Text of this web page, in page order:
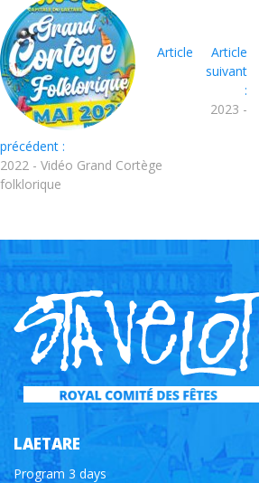
Article
précédent :
2022 - Vidéo Grand Cortège
folklorique
Article
suivant
:
2023 -
LAETARE
Program 3 days